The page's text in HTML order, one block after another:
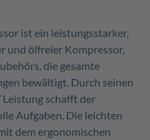
ist ein leistungsstarker,
und ölfreier Kompressor,
die gesamte
bewältigt. Durch seinen
schafft der
Aufgaben. Die leichten
dem ergonomischen